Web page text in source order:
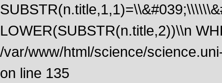
LOWER(SUBSTR(n.title,2))\\n
/var/www/html/science/
on line 135